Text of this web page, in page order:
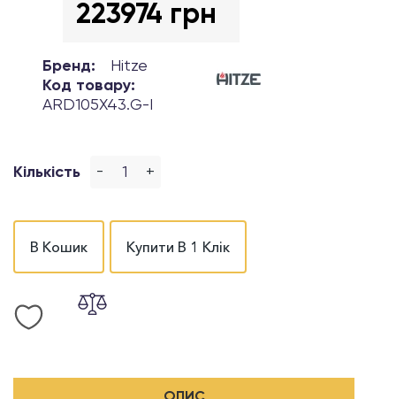
223974 грн
Бренд:
Hitze
Код товару:
ARD105Х43.G-I
Кількість - +
В Кошик Купити В 1 Клік